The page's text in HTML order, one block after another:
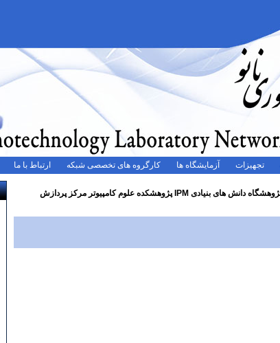
تجهیزات آزمایشگاه ها کارگروه های تخصصی شبکه ارتباط با ما
لیست آزمایشگاه های پژوهشگاه دانش های بنیادی IPM پژوهشکده علوم کامپیوتر مرکز پردازش